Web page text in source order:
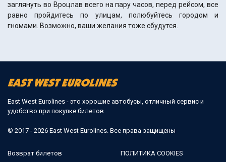
заглянуть во Вроцлав всего на пару часов, перед рейсом, все
равно пройдитесь по улицам, полюбуйтесь городом и
гномами. Возможно, ваши желания тоже сбудутся.
East West Eurolines - это хорошие автобусы, отличный сервис и
удобство при покупке билетов
© 2017 - 2026 East West Eurolines. Все права защищены
Возврат билетов ПОЛИТИКА COOKIES